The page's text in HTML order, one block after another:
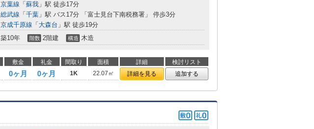
京葉線 「 蘇我 」駅 徒歩17分
総武線 「 千葉 」駅 バス17分 「富士見台下南税務署」 停歩3分
京成千原線 「 大森台 」駅 徒歩19分
築10年 階数 2階建 構造 木造
敷金 礼金 間取り 面積 詳細
検討リスト
0ヶ月 0ヶ月 1K 22.07㎡ 詳細を見る 追加する